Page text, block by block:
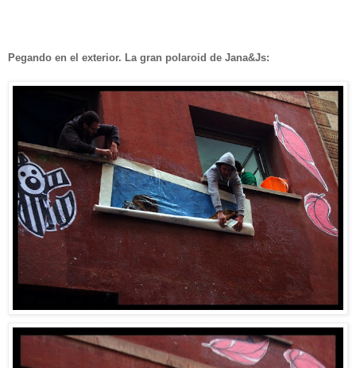
Pegando en el exterior. La gran polaroid de Jana&Js: